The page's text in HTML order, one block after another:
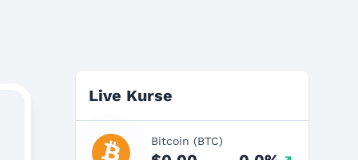
Live Kurse
Bitcoin (BTC)